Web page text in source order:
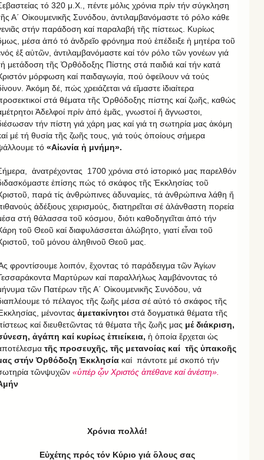
τό 320 μ.Χ., πέντε μόλις χρόνια πρίν τήν σύγκληση
Α΄ Οἰκουμενικῆς Συνόδου, ἀντιλαμβανόμαστε τό ρόλο κάθε
στήν παράδοση καί παραλαβή τῆς πίστεως. Κυρίως
μέσα ἀπό τό ἀνδρεῖο φρόνημα πού ἐπέδειξε ἡ μητέρα τοῦ
ἐξ αὐτῶν, ἀντιλαμβανόμαστε καί τόν ρόλο τῶν γονέων γιά
μετάδοση τῆς Ὀρθόδοξης Πίστης στά παιδιά καί τήν κατά
μόρφωση καί παιδαγωγία, πού ὀφείλουν νά τούς
Ἀκόμη δέ, πώς χρειάζεται νά εἴμαστε ἰδιαίτερα
στά θέματα τῆς Ὀρθόδοξης πίστης καί ζωῆς, καθώς
Ἀδελφοί πρίν ἀπό ἐμᾶς, γνωστοί ἤ ἄγνωστοι,
τήν πίστη γιά χάρη μας καί γιά τη σωτηρία μας ἀκόμη
μέ τή θυσία τῆς ζωῆς τους, γιά τούς ὁποίους σήμερα
τό «Αἰωνία ἡ μνήμη».
ἀνατρέχοντας 1700 χρόνια στό ἱστορικό μας παρελθόν
ἐπίσης πώς τό σκάφος τῆς Ἐκκλησίας τοῦ
παρά τίς ἀνθρώπινες ἀδυναμίες, τά ἀνθρώπινα λάθη ἤ
ἀδέξιους χειρισμούς, διατηρεῖται σέ ἀλάνθαστη πορεία
στή θάλασσα τοῦ κόσμου, διότι καθοδηγεῖται ἀπό τήν
τοῦ Θεοῦ καί διαφυλάσσεται ἀλώβητο, γιατί εἶναι τοῦ
τοῦ μόνου ἀληθινοῦ Θεοῦ μας.
φροντίσουμε λοιπόν, ἔχοντας τό παράδειγμα τῶν Ἁγίων
Μαρτύρων καί παραλλήλως λαμβάνοντας τό
τῶν Πατέρων τῆς Α΄ Οἰκουμενικῆς Συνόδου, νά
τό πέλαγος τῆς ζωῆς μέσα σέ αὐτό τό σκάφος τῆς
μένοντας ἀμετακίνητοι στά δογματικά θέματα τῆς
καί διευθετῶντας τά θέματα τῆς ζωῆς μας μέ διάκριση,
ἀγάπη καί κυρίως ἐπιείκεια, ἡ ὁποία ἔρχεται ὡς
τῆς προσευχῆς, τῆς μετανοίας καί τῆς ὑπακοῆς
στήν Ὀρθόδοξη Ἐκκλησία καί πάντοτε μέ σκοπό τήν
τῶνψυχῶν «ὑπέρ ᾧν Χριστός ἀπέθανε καί ἀνέστη».
Χρόνια πολλά!
Εὐχέτης πρός τόν Κύριο γιά ὅλους σας